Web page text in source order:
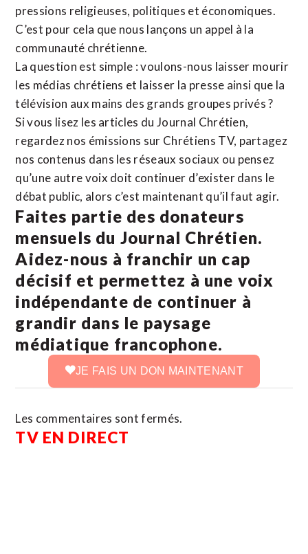
pressions religieuses, politiques et économiques.
C’est pour cela que nous lançons un appel à la
communauté chrétienne.
La question est simple : voulons-nous laisser mourir
les médias chrétiens et laisser la presse ainsi que la
télévision aux mains des grands groupes privés ?
Si vous lisez les articles du Journal Chrétien,
regardez nos émissions sur Chrétiens TV, partagez
nos contenus dans les réseaux sociaux ou pensez
qu’une autre voix doit continuer d’exister dans le
débat public, alors c’est maintenant qu’il faut agir.
Faites partie des donateurs
mensuels du Journal Chrétien.
Aidez-nous à franchir un cap
décisif et permettez à une voix
indépendante de continuer à
grandir dans le paysage
médiatique francophone.
JE FAIS UN DON MAINTENANT
Les commentaires sont fermés.
TV EN DIRECT